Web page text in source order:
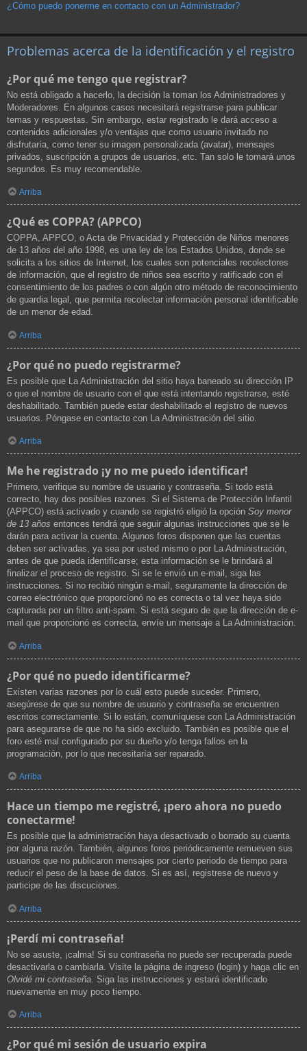
¿Cómo puedo ponerme en contacto con un Administrador?
Problemas acerca de la identificación y el registro
¿Por qué me tengo que registrar?
No está obligado a hacerlo, la decisión la toman los Administradores y
Moderadores. En algunos casos necesitará registrarse para publicar
temas y respuestas. Sin embargo, estar registrado le dará acceso a
contenidos adicionales y/o ventajas que como usuario invitado no
disfrutaría, como tener su imagen personalizada (avatar), mensajes
privados, suscripción a grupos de usuarios, etc. Tan solo le tomará unos
segundos. Es muy recomendable.
Arriba
¿Qué es COPPA? (APPCO)
COPPA, APPCO, o Acta de Privacidad y Protección de Niños menores
de 13 años del año 1998, es una ley de los Estados Unidos, donde se
solicita a los sitios de Internet, los cuales son potenciales recolectores
de información, que el registro de niños sea escrito y ratificado con el
consentimiento de los padres o con algún otro método de reconocimiento
de guardia legal, que permita recolectar información personal identificable
de un menor de edad.
Arriba
¿Por qué no puedo registrarme?
Es posible que La Administración del sitio haya baneado su dirección IP
o que el nombre de usuario con el que está intentando registrarse, esté
deshabilitado. También puede estar deshabilitado el registro de nuevos
usuarios. Póngase en contacto con La Administración del sitio.
Arriba
Me he registrado ¡y no me puedo identificar!
Primero, verifique su nombre de usuario y contraseña. Si todo está
correcto, hay dos posibles razones. Si el Sistema de Protección Infantil
(APPCO) está activado y cuando se registró eligió la opción Soy menor
de 13 años entonces tendrá que seguir algunas instrucciones que se le
darán para activar la cuenta. Algunos foros disponen que las cuentas
deben ser activadas, ya sea por usted mismo o por La Administración,
antes de que pueda identificarse; esta información se le brindará al
finalizar el proceso de registro. Si se le envió un e-mail, siga las
instrucciones. Si no recibió ningún e-mail, seguramente la dirección de
correo electrónico que proporcionó no es correcta o tal vez haya sido
capturada por un filtro anti-spam. Si está seguro de que la dirección de e-
mail que proporcionó es correcta, envíe un mensaje a La Administración.
Arriba
¿Por qué no puedo identificarme?
Existen varias razones por lo cuál esto puede suceder. Primero,
asegúrese de que su nombre de usuario y contraseña se encuentren
escritos correctamente. Si lo están, comuníquese con La Administración
para asegurarse de que no ha sido excluido. También es posible que el
foro esté mal configurado por su dueño y/o tenga fallos en la
programación, por lo que necesitaría ser reparado.
Arriba
Hace un tiempo me registré, ¡pero ahora no puedo
conectarme!
Es posible que la administración haya desactivado o borrado su cuenta
por alguna razón. También, algunos foros periódicamente remueven sus
usuarios que no publicaron mensajes por cierto periodo de tiempo para
reducir el peso de la base de datos. Si es así, registrese de nuevo y
participe de las discuciones.
Arriba
¡Perdí mi contraseña!
No se asuste, ¡calma! Si su contraseña no puede ser recuperada puede
desactivarla o cambiarla. Visite la página de ingreso (login) y haga clic en
Olvidé mi contraseña . Siga las instrucciones y estará identificado
nuevamente en muy poco tiempo.
Arriba
¿Por qué mi sesión de usuario expira